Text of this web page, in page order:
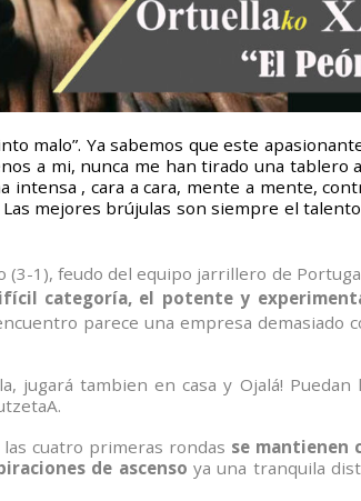
malo”. Ya sabemos que este
a mi, nunca me han tirado una tablero a
, cara a cara, mente a mente,
mejores brújulas son siempre el
1), feudo del equipo jarrillero de
categoría, el potente y
parece una empresa demasiado
jugará tambien en casa y Ojalá!
cuatro primeras rondas se mantienen
de ascenso ya una tranquila